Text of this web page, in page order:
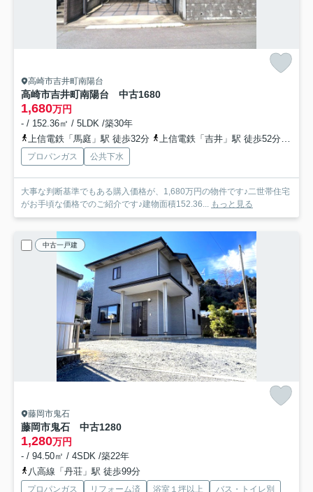
高崎市吉井町南陽台
高崎市吉井町南陽台 中古1680
1,680万円
- / 152.36㎡ / 5LDK /築30年
上信電鉄「馬庭」駅 徒歩32分
上信電鉄「吉井」駅 徒歩52分
プロパンガス 公共下水
大事な判断基準でもある購入価格が、1,680万円の物件です♪二世帯住宅
がお手頃な価格でのご紹介です♪建物面積152.36... もっと見る
中古一戸建
藤岡市鬼石
藤岡市鬼石 中古1280
1,280万円
- / 94.50㎡ / 4SDK /築22年
八高線「丹荘」駅 徒歩99分
プロパンガス リフォーム済 浴室１坪以上
バス・トイレ別